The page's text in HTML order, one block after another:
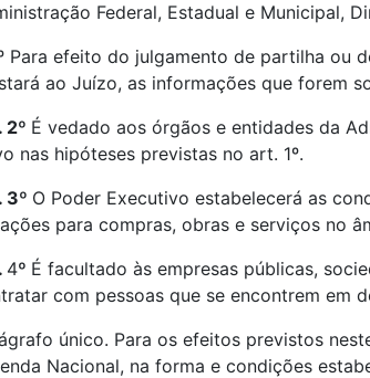
Federal, Estadual e Municipal,
Para efeito do julgamento de partilha ou
ao Juízo, as informações que forem
2º É vedado aos órgãos e entidades da
nas hipóteses previstas no art. 1º.
3º O Poder Executivo estabelecerá as
para compras, obras e serviços no
4º É facultado às empresas públicas,
com pessoas que se encontrem em
único. Para os efeitos previstos
Nacional, na forma e condições